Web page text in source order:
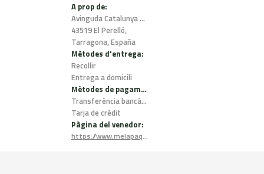
A prop de:
Avinguda Catalunya 23,
43519 El Perelló,
Tarragona, España
Mètodes d'entrega:
Recollir
Entrega a domicili
Mètodes de pagament:
Transferència bancària
Tarja de crèdit
Pàgina del venedor:
https://www.melapaquita.com